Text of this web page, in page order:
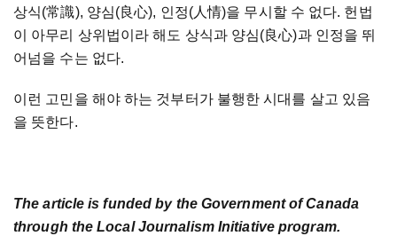
상식(常識), 양심(良心), 인정(人情)을 무시할 수 없다. 헌법
이 아무리 상위법이라 해도 상식과 양심(良心)과 인정을 뛰
어넘을 수는 없다.
이런 고민을 해야 하는 것부터가 불행한 시대를 살고 있음
을 뜻한다.
The article is funded by the Government of Canada
through the Local Journalism Initiative program.